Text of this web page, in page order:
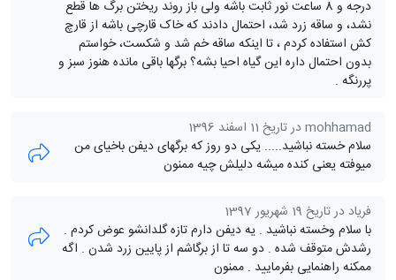
درجه و 8 ساعت نور ثابت باشه ولی باز روند ریختن برگ ها قطع
نشد، و ساقه زرد شد، احتمال دادند که خاک قارچی باشه از قارچ
کش استفاده کردم ، تا اینکه ساقه خم شد و شکست، خواستم
بدون احتمال داره این گیاه احیا بشه؟ برگها باقی مانده هنوز سبز و
پررنگه .
mohhamad در تاریخ 11 اسفند 1396
سلام خسته نباشید..... یکی دو روز که برگهای دیفن باخیای من
میوفته یعنی کنده میشه دلیلش چیه ممنون
فریاد در تاریخ 19 شهریور 1397
با سلام وخسته نباشید . یه دیفن دارم تازه گلدانشو عوض کردم .
رشدش متوقف شده . دو سه تا از برگاشم از پایین زرد شدن . اگه
ممکنه راهنمایی بفرمایید . ممنون